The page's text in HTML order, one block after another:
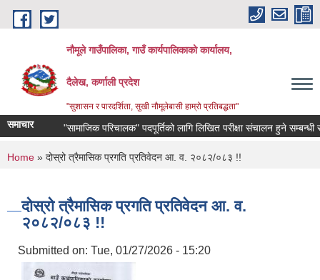
Skip to main content
नौमूले गाउँपालिका, गाउँ कार्यपालिकाको कार्यालय,
दैलेख, कर्णाली प्रदेश
"सुशासन र पारदर्शिता, सुखी नौमूलेबासी हाम्रो प्रतिबद्धता"
समाचार "सामाजिक परिचालक" पदपूर्तिको लागि लिखित परीक्षा संचालन हुने सम्बन्धी सूचना
You are here
Home » दोस्रो त्रैमासिक प्रगति प्रतिवेदन आ. व. २०८२/०८३ !!
दोस्रो त्रैमासिक प्रगति प्रतिवेदन आ. व.
२०८२/०८३ !!
Submitted on: Tue, 01/27/2026 - 15:20